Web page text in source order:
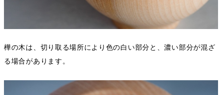
樺の木は、切り取る場所により色の白い部分と、濃い部分が混ざ
る場合があります。